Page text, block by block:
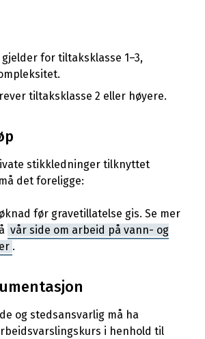
for tiltaksklasse 1–3,
tiltaksklasse 2 eller høyere.
stikkledninger tilknyttet
det foreligge:
før gravetillatelse gis. Se mer
vår side om arbeid på vann- og
.
og stedsansvarlig må ha
i henhold til